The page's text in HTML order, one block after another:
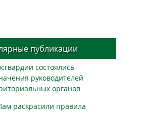
публикации
состоялись
руководителей
органов
раскрасили правила